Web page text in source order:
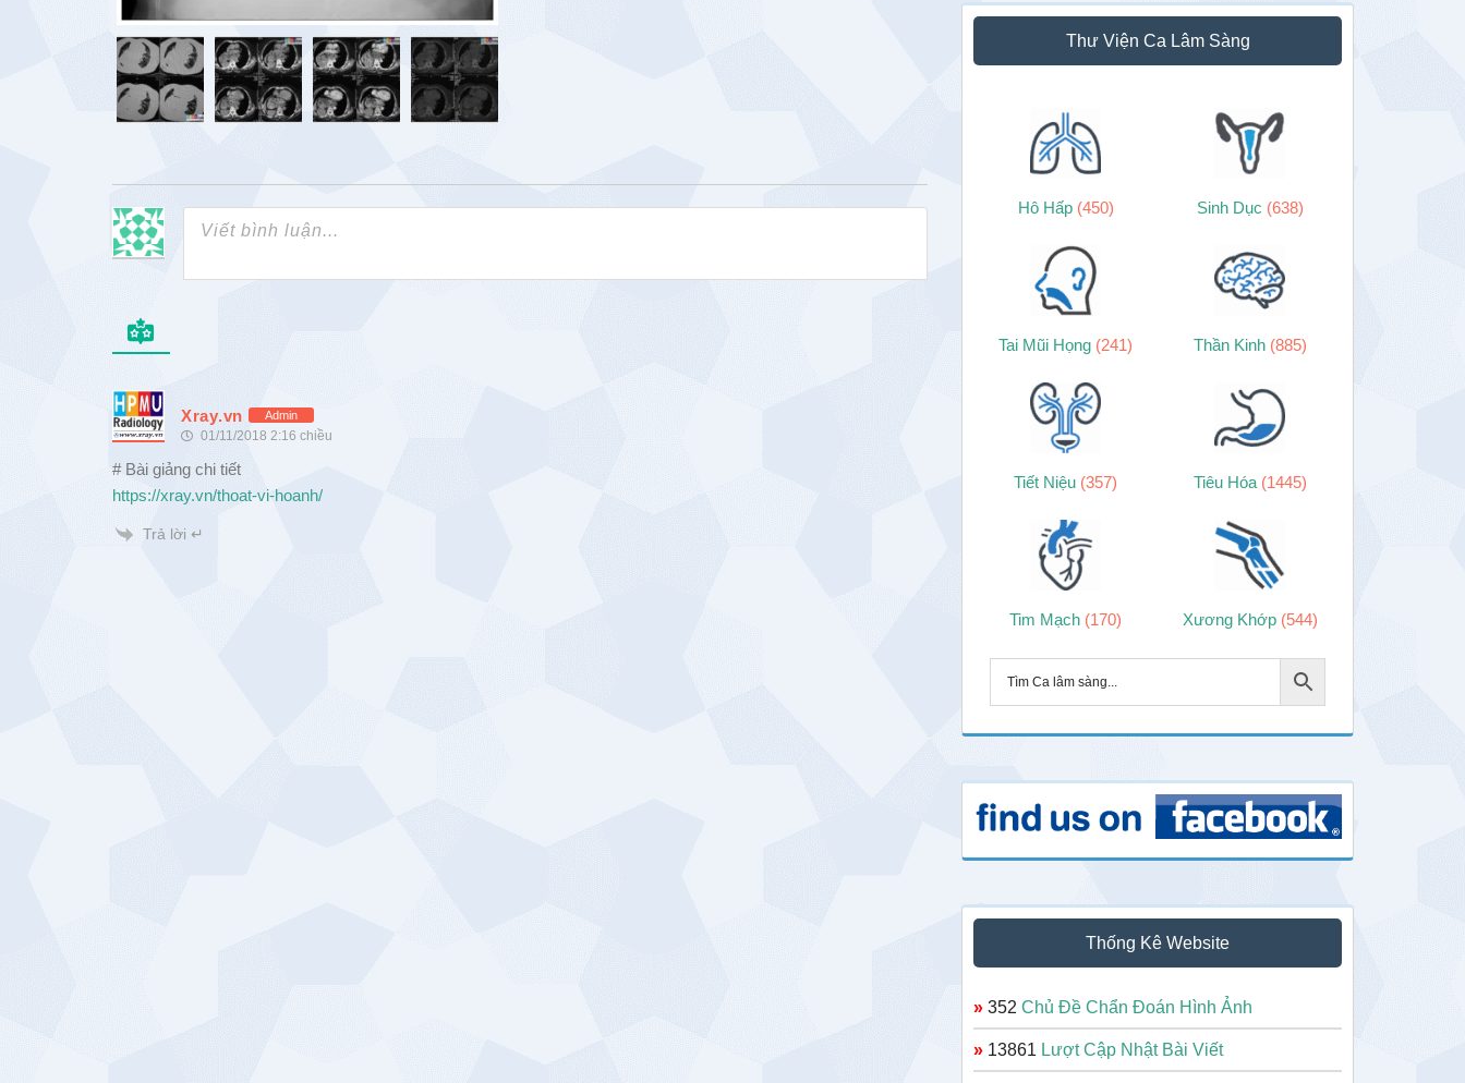
Xray.vn Admin
01/11/2018 2:16 chiều
# Bài giảng chi tiết
https://xray.vn/thoat-vi-hoanh/
Trả lời ↵
Thư Viện Ca Lâm Sàng
Hô Hấp (450) Sinh Dục (638)
Tai Mũi Họng (241) Thần Kinh (885)
Tiết Niệu (357) Tiêu Hóa (1445)
Tim Mạch (170) Xương Khớp (544)
Thống Kê Website
» 352 Chủ Đề Chẩn Đoán Hình Ảnh
» 13861 Lượt Cập Nhật Bài Viết